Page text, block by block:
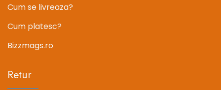
Cum se livreaza?
Cum platesc?
Bizzmags.ro
Retur